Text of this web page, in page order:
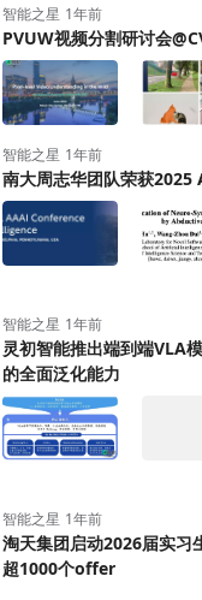
智能之星 1年前
PVUW视频分割研讨会
智能之星 1年前
南大周志华团队荣获2025
智能之星 1年前
灵初智能推出端到端VLA
的全面泛化能力
智能之星 1年前
淘天集团启动2026届实习
超1000个offer